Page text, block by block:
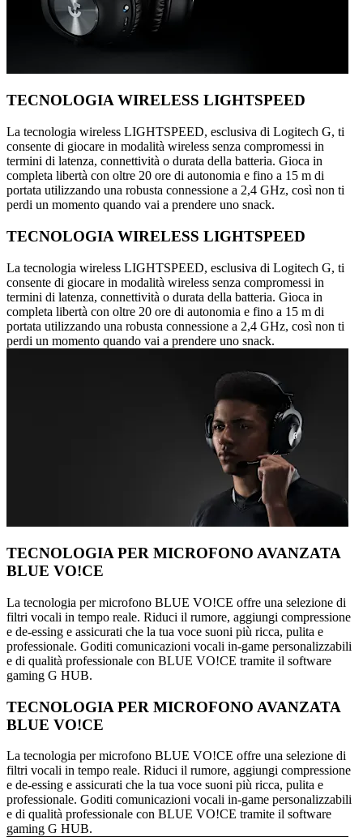
TECNOLOGIA WIRELESS LIGHTSPEED
La tecnologia wireless LIGHTSPEED, esclusiva di Logitech G, ti
consente di giocare in modalità wireless senza compromessi in
termini di latenza, connettività o durata della batteria. Gioca in
completa libertà con oltre 20 ore di autonomia e fino a 15 m di
portata utilizzando una robusta connessione a 2,4 GHz, così non ti
perdi un momento quando vai a prendere uno snack.
TECNOLOGIA WIRELESS LIGHTSPEED
La tecnologia wireless LIGHTSPEED, esclusiva di Logitech G, ti
consente di giocare in modalità wireless senza compromessi in
termini di latenza, connettività o durata della batteria. Gioca in
completa libertà con oltre 20 ore di autonomia e fino a 15 m di
portata utilizzando una robusta connessione a 2,4 GHz, così non ti
perdi un momento quando vai a prendere uno snack.
TECNOLOGIA PER MICROFONO AVANZATA
BLUE VO!CE
La tecnologia per microfono BLUE VO!CE offre una selezione di
filtri vocali in tempo reale. Riduci il rumore, aggiungi compressione
e de-essing e assicurati che la tua voce suoni più ricca, pulita e
professionale. Goditi comunicazioni vocali in-game personalizzabili
e di qualità professionale con BLUE VO!CE tramite il software
gaming G HUB.
TECNOLOGIA PER MICROFONO AVANZATA
BLUE VO!CE
La tecnologia per microfono BLUE VO!CE offre una selezione di
filtri vocali in tempo reale. Riduci il rumore, aggiungi compressione
e de-essing e assicurati che la tua voce suoni più ricca, pulita e
professionale. Goditi comunicazioni vocali in-game personalizzabili
e di qualità professionale con BLUE VO!CE tramite il software
gaming G HUB.